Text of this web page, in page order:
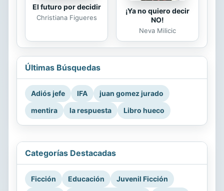
El futuro por decidir
Christiana Figueres
¡Ya no quiero decir
NO!
Neva Milicic
Últimas Búsquedas
Adiós jefe IFA
juan gomez jurado
mentira
la respuesta Libro hueco
Categorías Destacadas
Ficción Educación Juvenil Ficción